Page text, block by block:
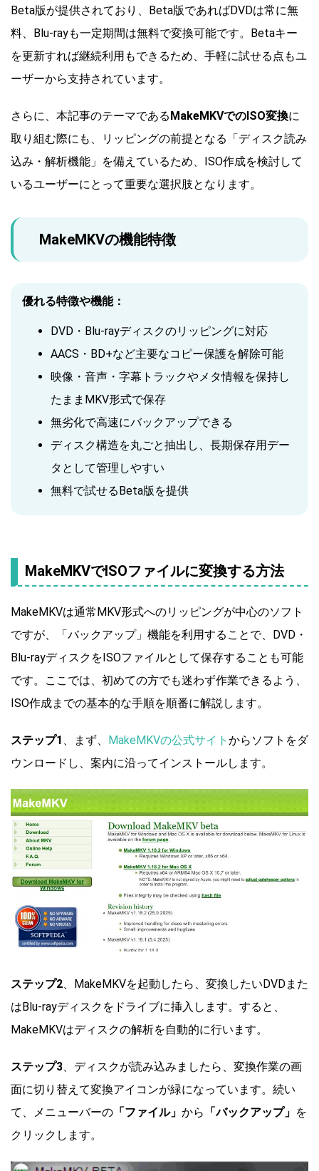
Beta版が提供されており、Beta版であればDVDは常に無
料、Blu-rayも一定期間は無料で変換可能です。Betaキー
を更新すれば継続利用もできるため、手軽に試せる点もユ
ーザーから支持されています。
さらに、本記事のテーマであるMakeMKVでのISO変換に
取り組む際にも、リッピングの前提となる「ディスク読み
込み・解析機能」を備えているため、ISO作成を検討して
いるユーザーにとって重要な選択肢となります。
MakeMKVの機能特徴
優れる特徴や機能：
DVD・Blu-rayディスクのリッピングに対応
AACS・BD+など主要なコピー保護を解除可能
映像・音声・字幕トラックやメタ情報を保持し
たままMKV形式で保存
無劣化で高速にバックアップできる
ディスク構造を丸ごと抽出し、長期保存用デー
タとして管理しやすい
無料で試せるBeta版を提供
MakeMKVでISOファイルに変換する方法
MakeMKVは通常MKV形式へのリッピングが中心のソフト
ですが、「バックアップ」機能を利用することで、DVD・
Blu-rayディスクをISOファイルとして保存することも可能
です。ここでは、初めての方でも迷わず作業できるよう、
ISO作成までの基本的な手順を順番に解説します。
ステップ1 、まず、 MakeMKVの公式サイト からソフトをダ
ウンロードし、案内に沿ってインストールします。
ステップ2、MakeMKVを起動したら、変換したいDVDまた
はBlu-rayディスクをドライブに挿入します。すると、
MakeMKVはディスクの解析を自動的に行います。
ステップ3、ディスクが読み込みましたら、変換作業の画
面に切り替えて変換アイコンが緑になっています。続い
て、メニューバーの 「ファイル」 から 「バックアップ」 を
クリックします。